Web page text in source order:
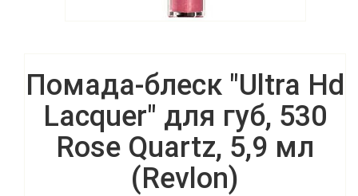
Помада-блеск "Ultra Hd
Lacquer" для губ, 530
Rose Quartz, 5,9 мл
(Revlon)